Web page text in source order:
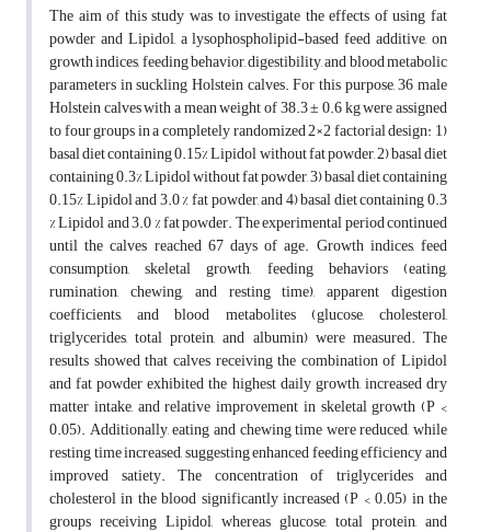
The aim of this study was to investigate the effects of using fat
powder and Lipidol, a lysophospholipid-based feed additive, on
growth indices, feeding behavior, digestibility, and blood metabolic
parameters in suckling Holstein calves. For this purpose, 36 male
Holstein calves with a mean weight of 38.3 ± 0.6 kg were assigned
to four groups in a completely randomized 2×2 factorial design: 1)
basal diet containing 0.15% Lipidol without fat powder, 2) basal diet
containing 0.3% Lipidol without fat powder, 3) basal diet containing
0.15% Lipidol and 3.0 % fat powder, and 4) basal diet containing 0.3
% Lipidol and 3.0 % fat powder. The experimental period continued
until the calves reached 67 days of age. Growth indices, feed
consumption, skeletal growth, feeding behaviors (eating,
rumination, chewing, and resting time), apparent digestion
coefficients, and blood metabolites (glucose, cholesterol,
triglycerides, total protein, and albumin) were measured. The
results showed that calves receiving the combination of Lipidol
and fat powder exhibited the highest daily growth, increased dry
matter intake, and relative improvement in skeletal growth (P <
0.05). Additionally, eating and chewing time were reduced, while
resting time increased, suggesting enhanced feeding efficiency and
improved satiety. The concentration of triglycerides and
cholesterol in the blood significantly increased (P < 0.05) in the
groups receiving Lipidol, whereas glucose, total protein, and